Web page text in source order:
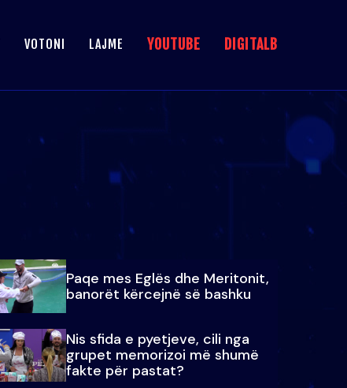
VOTONI LAJME YOUTUBE DIGITALB
Paqe mes Eglës dhe Meritonit,
banorët kërcejnë së bashku
Nis sfida e pyetjeve, cili nga
grupet memorizoi më shumë
fakte për pastat?